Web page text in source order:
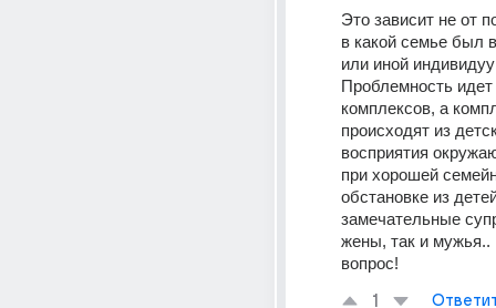
Это зависит не от
в какой семье был
или иной
Проблемность идет
комплексов, а
происходят из
восприятия
при хорошей
обстановке из
замечательные
жены, так и мужья..
вопрос!
1